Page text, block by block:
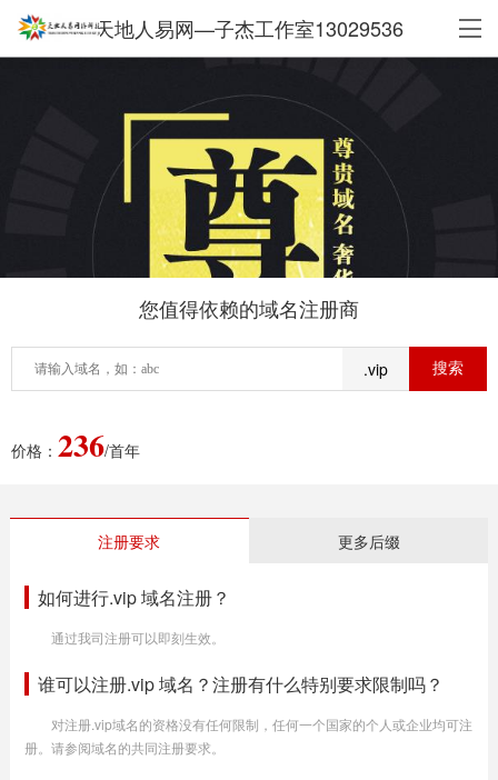
天地人易网—子杰工作室13029536
您值得依赖的域名注册商
.vip
价格： 236/首年
注册要求 更多后缀
如何进行.vip 域名注册？
通过我司注册可以即刻生效。
谁可以注册.vip 域名？注册有什么特别要求限制吗？
对注册.vip域名的资格没有任何限制，任何一个国家的个人或企业均可注
册。请参阅域名的共同注册要求。